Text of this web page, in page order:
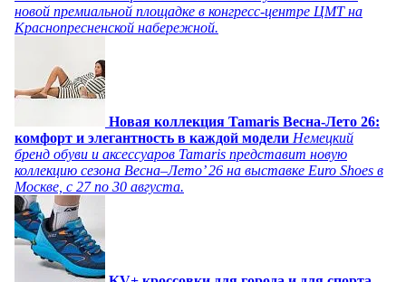
новой премиальной площадке в конгресс-центре ЦМТ на
Краснопресненской набережной.
Новая коллекция Tamaris Весна-Лето 26:
комфорт и элегантность в каждой модели Немецкий
бренд обуви и аксессуаров Tamaris представит новую
коллекцию сезона Весна–Лето’ 26 на выставке Euro Shoes в
Москве, с 27 по 30 августа.